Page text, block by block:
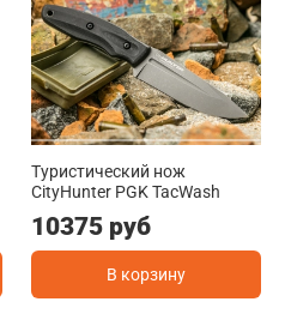
Туристический нож
CityHunter PGK TacWash
10375 руб
В корзину